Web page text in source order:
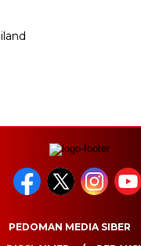
PEDOMAN MEDIA SIBER